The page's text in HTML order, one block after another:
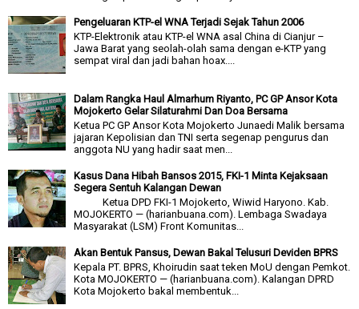
Pengeluaran KTP-el WNA Terjadi Sejak Tahun 2006
KTP-Elektronik atau KTP-el WNA asal China di Cianjur –
Jawa Barat yang seolah-olah sama dengan e-KTP yang
sempat viral dan jadi bahan hoax....
Dalam Rangka Haul Almarhum Riyanto, PC GP Ansor Kota
Mojokerto Gelar Silaturahmi Dan Doa Bersama
Ketua PC GP Ansor Kota Mojokerto Junaedi Malik bersama
jajaran Kepolisian dan TNI serta segenap pengurus dan
anggota NU yang hadir saat men...
Kasus Dana Hibah Bansos 2015, FKI-1 Minta Kejaksaan
Segera Sentuh Kalangan Dewan
Ketua DPD FKI-1 Mojokerto, Wiwid Haryono. Kab.
MOJOKERTO — (harianbuana.com). Lembaga Swadaya
Masyarakat (LSM) Front Komunitas...
Akan Bentuk Pansus, Dewan Bakal Telusuri Deviden BPRS
Kepala PT. BPRS, Khoirudin saat teken MoU dengan Pemkot.
Kota MOJOKERTO — (harianbuana.com). Kalangan DPRD
Kota Mojokerto bakal membentuk...